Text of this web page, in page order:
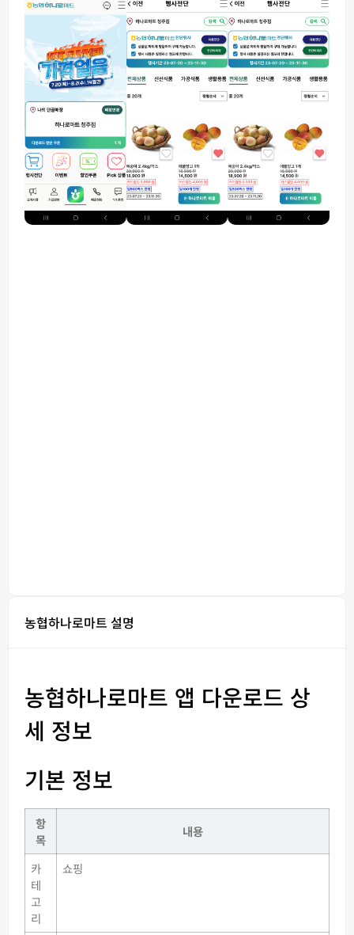
농협하나로마트 설명
농협하나로마트 앱 다운로드 상
세 정보
기본 정보
항
목
내용
카
테
고
리
쇼핑